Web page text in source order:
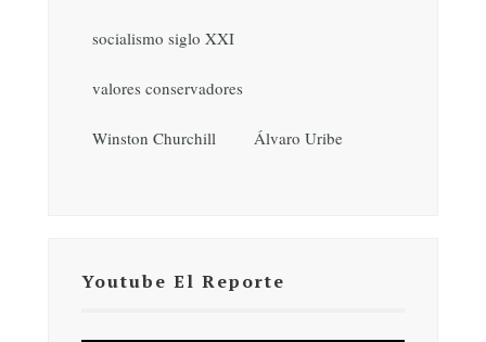
socialismo siglo XXI
valores conservadores
Winston Churchill Álvaro Uribe
Youtube El Reporte